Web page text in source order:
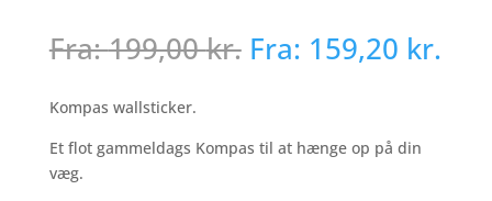
Fra:199,00kr. Fra: 159,20 kr.
Kompas wallsticker.
Et flot gammeldags Kompas til at hænge op på din
væg.